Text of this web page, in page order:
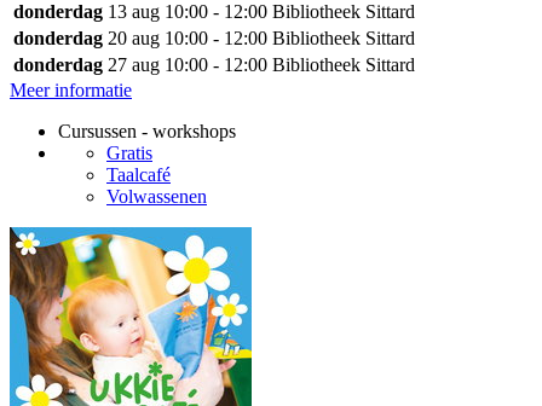
donderdag 13 aug 10:00 - 12:00 Bibliotheek Sittard
donderdag 20 aug 10:00 - 12:00 Bibliotheek Sittard
donderdag 27 aug 10:00 - 12:00 Bibliotheek Sittard
Meer informatie
Cursussen - workshops
Gratis
Taalcafé
Volwassenen